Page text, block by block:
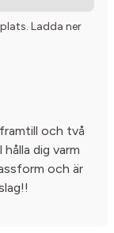
Ladda ner
och två
dig varm
och är